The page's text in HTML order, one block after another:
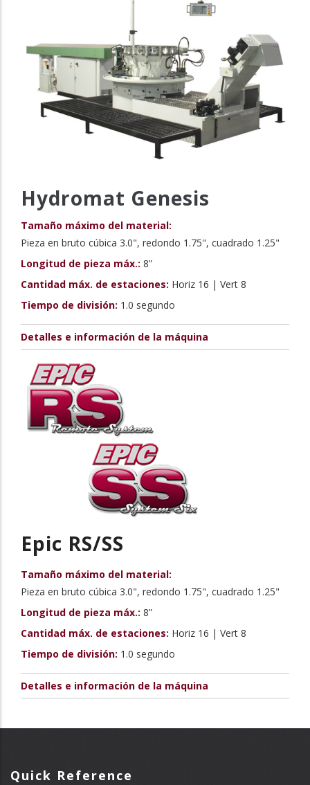
Hydromat Genesis
Tamaño máximo del material:
Pieza en bruto cúbica 3.0", redondo 1.75", cuadrado 1.25"
Longitud de pieza máx.: 8”
Cantidad máx. de estaciones: Horiz 16 | Vert 8
Tiempo de división: 1.0 segundo
Detalles e información de la máquina
Epic RS/SS
Tamaño máximo del material:
Pieza en bruto cúbica 3.0", redondo 1.75", cuadrado 1.25"
Longitud de pieza máx.: 8”
Cantidad máx. de estaciones: Horiz 16 | Vert 8
Tiempo de división: 1.0 segundo
Detalles e información de la máquina
Quick Reference